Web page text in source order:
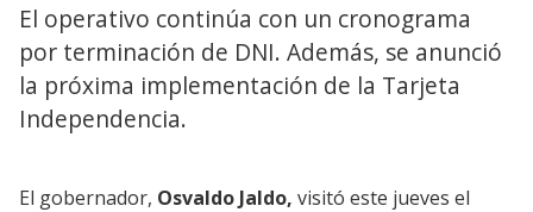
El operativo continúa con un cronograma
por terminación de DNI. Además, se anunció
la próxima implementación de la Tarjeta
Independencia.
El gobernador, Osvaldo Jaldo, visitó este jueves el